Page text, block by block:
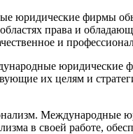
юридические фирмы
права и
и
юридические
их целям и
Международные
в своей работе,